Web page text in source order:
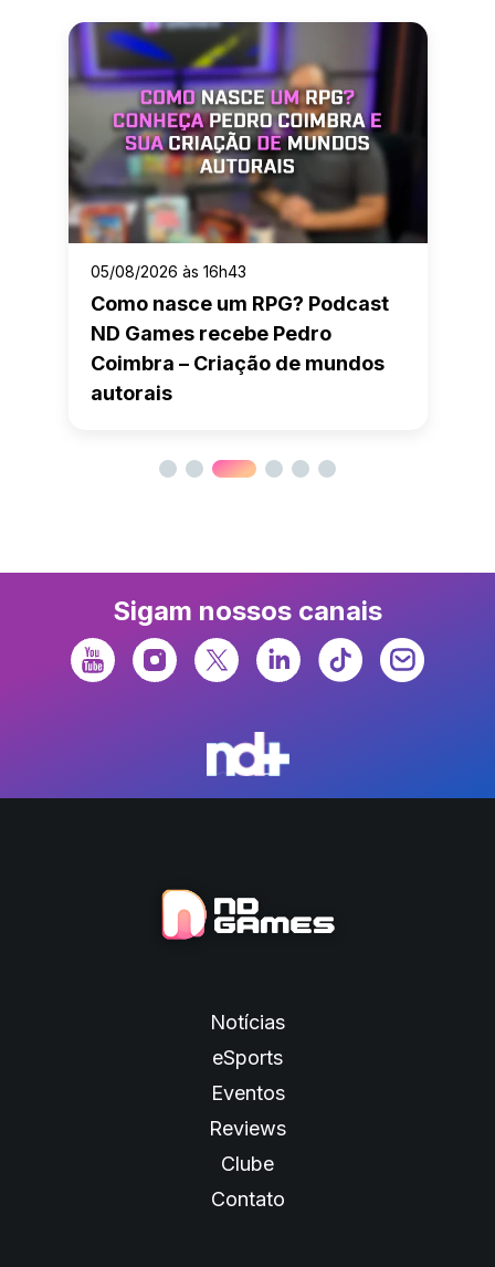
05/08/2026 às 16h43
Como nasce um RPG? Podcast
ND Games recebe Pedro
Coimbra – Criação de mundos
autorais
Sigam nossos canais
Notícias
eSports
Eventos
Reviews
Clube
Contato